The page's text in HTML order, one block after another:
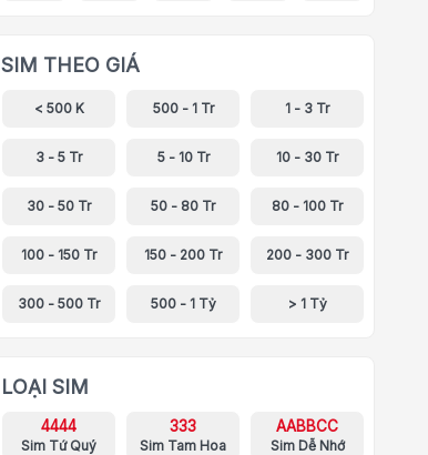
SIM THEO GIÁ
< 500 K 500 - 1 Tr 1 - 3 Tr
3 - 5 Tr 5 - 10 Tr 10 - 30 Tr
30 - 50 Tr 50 - 80 Tr 80 - 100 Tr
100 - 150 Tr 150 - 200 Tr 200 - 300 Tr
300 - 500 Tr 500 - 1 Tỷ > 1 Tỷ
LOẠI SIM
4444
Sim Tứ Quý
333
Sim Tam Hoa
AABBCC
Sim Dễ Nhớ